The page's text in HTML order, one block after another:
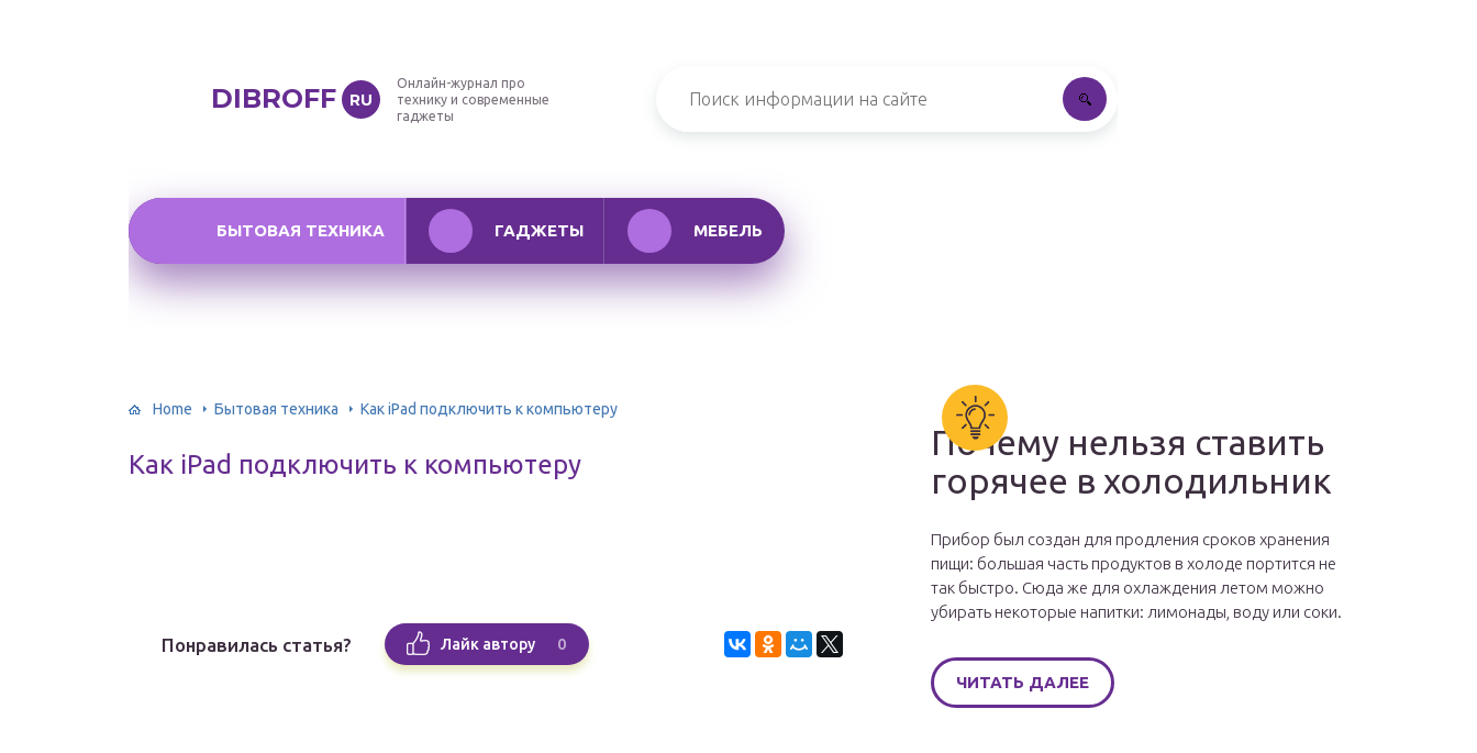
DIBROFF RU
Онлайн-журнал про
технику и современные
гаджеты
БЫТОВАЯ ТЕХНИКА ГАДЖЕТЫ МЕБЕЛЬ
Home Бытовая техника Как iPad подключить к компьютеру
Как iPad подключить к компьютеру
Понравилась статья? Лайк автору 0
Почему нельзя ставить
горячее в холодильник
Прибор был создан для продления сроков хранения
пищи: большая часть продуктов в холоде портится не
так быстро. Сюда же для охлаждения летом можно
убирать некоторые напитки: лимонады, воду или соки.
ЧИТАТЬ ДАЛЕЕ